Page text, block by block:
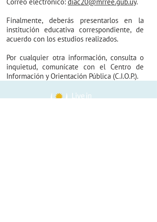
Finalmente, deberás presentarlos en la
institución educativa correspondiente, de
acuerdo con los estudios realizados.
Por cualquier otra información, consulta o
inquietud, comunícate con el Centro de
Información y Orientación Pública (C.I.O.P.).